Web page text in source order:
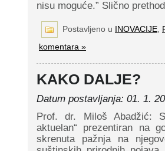
nisu moguće.” Slično
Postavljeno u INOVACIJE
komentara »
KAKO DALJE?
Datum postavljanja: 01. 1.
Prof. dr. Miloš Abadžić:
aktuelan“ prezentiran na
skrenuta pažnja na